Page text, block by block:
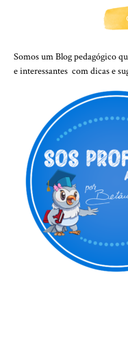
Somos um Blog pedagógico
e interessantes com dicas e